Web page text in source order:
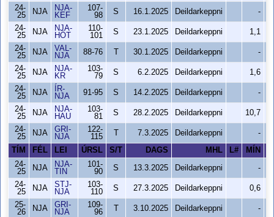
24-
25
NJA
NJA-
KEF
107-
98
S 16.1.2025 Deildarkeppni
-
24-
25
NJA
NJA-
HÖT
110-
101
S 23.1.2025 Deildarkeppni
1,1
24-
25
NJA
VAL-
NJA
88-76 30.1.2025 Deildarkeppni
-
24-
25
NJA
NJA-
KR
103-
79
S 6.2.2025 Deildarkeppni
1,6
24-
25
NJA
ÍR-
NJA
91-95 S 14.2.2025 Deildarkeppni
-
24-
25
NJA
NJA-
HAU
103-
81
S 28.2.2025 Deildarkeppni
10,7
24-
25
NJA
GRI-
NJA
122-
115
7.3.2025 Deildarkeppni
-
TÍM
FÉL LEI ÚRSL S/T DAGS MHL L# MÍN
24-
25
NJA
NJA-
TIN
101-
90
S 13.3.2025 Deildarkeppni
-
24-
25
NJA
STJ-
NJA
103-
110
S 27.3.2025 Deildarkeppni
0,6
25-
26
NJA
GRI-
NJA
109-
96
3.10.2025 Deildarkeppni
-